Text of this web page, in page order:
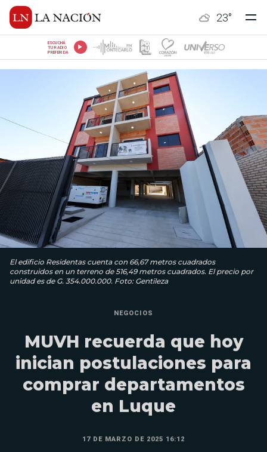
23°
ESCUCHÁ
TU RADIO
PREFERIDA
El edificio Residentas cuenta con 66,67 metros cuadrados
construidos en un terreno de 516,49 metros cuadrados. El precio por
unidad es de G. 354.000.000. Foto: Gentileza
NEGOCIOS
MUVH recuerda que hoy
inician postulaciones para
comprar departamentos
en Luque
17 DE MARZO DE 2025 16:12